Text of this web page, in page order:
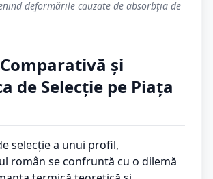
deformările cauzate de absorbția de
și
de Selecție pe Piața
selecție a unui profil,
român se confruntă cu o dilemă